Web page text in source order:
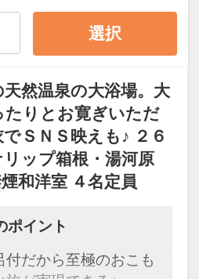
べる色浴衣を1枚ご用
4月1日～2026年11月
ース番号：DP-1-
選択
然温泉の大浴場。大
たりとお寛ぎいただ
ＳＮＳ映えも♪ ２６
ップ箱根・湯河原
和洋室 ４名定員
ポイント
だから至極のおこも